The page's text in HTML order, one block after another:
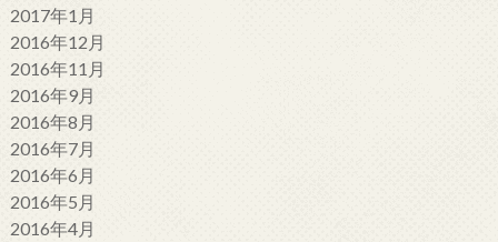
2017年1月
2016年12月
2016年11月
2016年9月
2016年8月
2016年7月
2016年6月
2016年5月
2016年4月